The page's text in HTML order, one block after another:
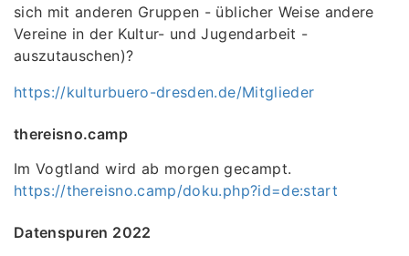
sich mit anderen Gruppen - üblicher Weise andere
Vereine in der Kultur- und Jugendarbeit -
auszutauschen)?
https://kulturbuero-dresden.de/Mitglieder
thereisno.camp
Im Vogtland wird ab morgen gecampt.
https://thereisno.camp/doku.php?id=de:start
Datenspuren 2022